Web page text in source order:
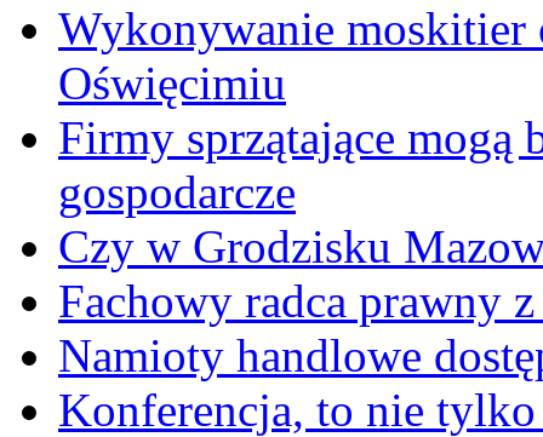
Wykonywanie moskitier
Oświęcimiu
Firmy sprzątające mogą
gospodarcze
Czy w Grodzisku
Fachowy radca prawny
Namioty handlowe
Konferencja, to nie